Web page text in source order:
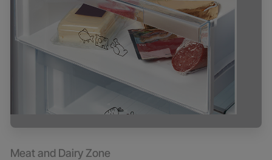
Meat and Dairy Zone